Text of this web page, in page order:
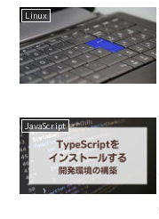
Linux
JavaScript